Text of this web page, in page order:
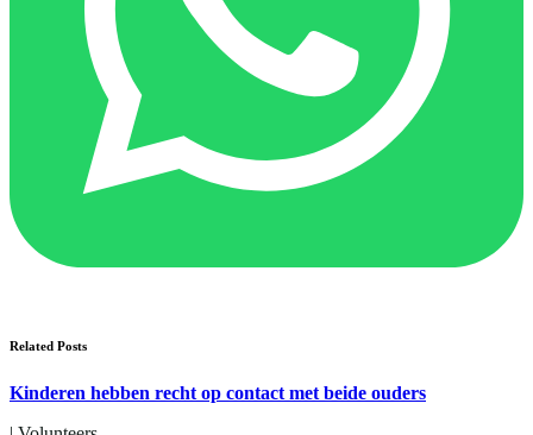
Related Posts
Kinderen hebben recht op contact met beide ouders